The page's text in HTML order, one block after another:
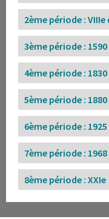
2ème période :
3ème période : 1590
4ème période :
5ème période : 1880
6ème période :
7ème période :
8ème période : XXIe